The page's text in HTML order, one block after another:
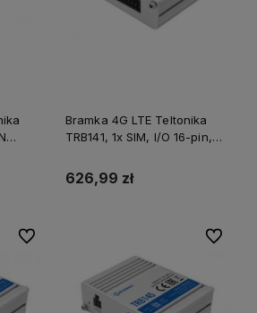
Bramka 4G LTE Teltonika
TRB141, 1x SIM, I/O 16-pin,
626,99 zł
Do ulubionych Do